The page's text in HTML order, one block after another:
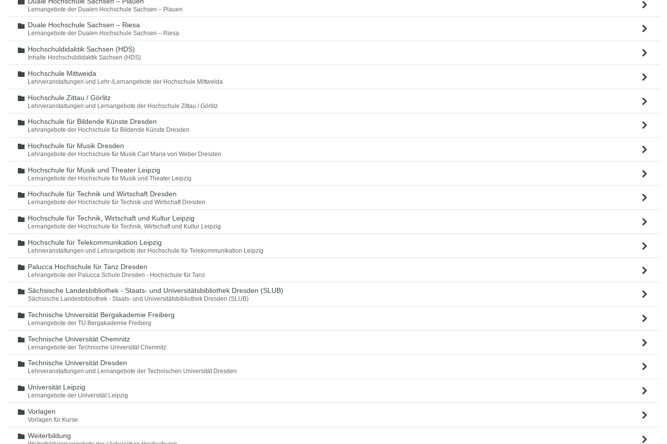
Lernangebote der Dualen Hochschule Sachsen – Plauen
Ordner
Duale Hochschule Sachsen – Riesa
Lernangebote der Dualen Hochschule Sachsen – Riesa
Ordner
Hochschuldidaktik Sachsen (HDS)
Inhalte Hochschuldidaktik Sachsen (HDS)
Ordner
Hochschule Mittweida
Lehrveranstaltungen und Lehr-/Lernangebote der Hochschule Mittweida
Ordner
Hochschule Zittau / Görlitz
Lehrveranstaltungen und Lernangebote der Hochschule Zittau / Görlitz
Ordner
Hochschule für Bildende Künste Dresden
Lehrangebote der Hochschule für Bildende Künste Dresden
Ordner
Hochschule für Musik Dresden
Lehrangebote der Hochschule für Musik Carl Maria von Weber Dresden
Ordner
Hochschule für Musik und Theater Leipzig
Lernangebote der Hochschule für Musik und Theater Leipzig
Ordner
Hochschule für Technik und Wirtschaft Dresden
Lernangebote der Hochschule für Technik und Wirtschaft Dresden
Ordner
Hochschule für Technik, Wirtschaft und Kultur Leipzig
Lernangebote der Hochschule für Technik, Wirtschaft und Kultur Leipzig
Ordner
Hochschule für Telekommunikation Leipzig
Lehrveranstaltungen und Lehrangebote der Hochschule für Telekommunikation Leipzig
Ordner
Palucca Hochschule für Tanz Dresden
Lehrangebote der Palucca Schule Dresden - Hochschule für Tanz
Ordner
Sächsische Landesbibliothek - Staats- und Universitätsbibliothek Dresden (SLUB)
Sächsische Landesbibliothek - Staats- und Universitätsbibliothek Dresden (SLUB)
Ordner
Technische Universität Bergakademie Freiberg
Lernangebote der TU Bergakademie Freiberg
Ordner
Technische Universität Chemnitz
Lernangebote der Technische Universität Chemnitz
Ordner
Technische Universität Dresden
Lehrveranstaltungen und Lernangebote der Technischen Universität Dresden
Ordner
Universität Leipzig
Lernangebote der Universität Leipzig
Ordner
Vorlagen
Vorlagen für Kurse.
Ordner
Weiterbildung